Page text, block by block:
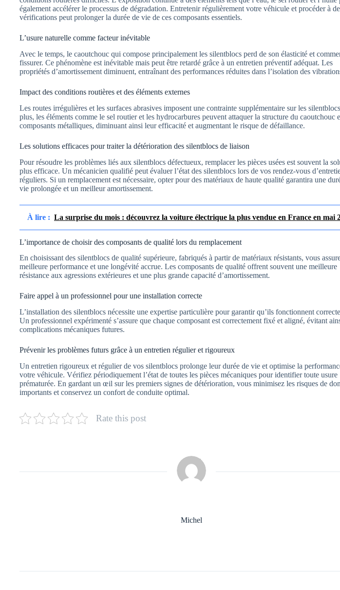
également accélérer le processus de dégradation. Entretenir régulièrement votre véhicule et procéder à
vérifications peut prolonger la durée de vie de ces composants essentiels.
L’usure naturelle comme facteur inévitable
Avec le temps, le caoutchouc qui compose principalement les silentblocs perd de son élasticité et
fissurer. Ce phénomène est inévitable mais peut être retardé grâce à un entretien préventif adéquat. Les
propriétés d’amortissement diminuent, entraînant des performances réduites dans l’isolation des
Impact des conditions routières et des éléments externes
Les routes irrégulières et les surfaces abrasives imposent une contrainte supplémentaire sur les
plus, les éléments comme le sel routier et les hydrocarbures peuvent attaquer la structure du caoutchouc
composants métalliques, diminuant ainsi leur efficacité et augmentant le risque de défaillance.
Les solutions efficaces pour traiter la détérioration des silentblocs de liaison
Pour résoudre les problèmes liés aux silentblocs défectueux, remplacer les pièces usées est souvent la
plus efficace. Un mécanicien qualifié peut évaluer l’état des silentblocs lors de vos rendez-vous
réguliers. Si un remplacement est nécessaire, opter pour des matériaux de haute qualité garantira une
vie prolongée et un meilleur amortissement.
À lire : La surprise du mois : découvrez la voiture électrique la plus vendue en France en mai
L’importance de choisir des composants de qualité lors du remplacement
En choisissant des silentblocs de qualité supérieure, fabriqués à partir de matériaux résistants, vous
meilleure performance et une longévité accrue. Les composants de qualité offrent souvent une meilleure
résistance aux agressions extérieures et une plus grande capacité d’amortissement.
Faire appel à un professionnel pour une installation correcte
L’installation des silentblocs nécessite une expertise particulière pour garantir qu’ils fonctionnent
Un professionnel expérimenté s’assure que chaque composant est correctement fixé et aligné, évitant
complications mécaniques futures.
Prévenir les problèmes futurs grâce à un entretien régulier et rigoureux
Un entretien rigoureux et régulier de vos silentblocs prolonge leur durée de vie et optimise la
votre véhicule. Vérifiez périodiquement l’état de toutes les pièces mécaniques pour identifier toute usure
prématurée. En gardant un œil sur les premiers signes de détérioration, vous minimisez les risques de
importants et conservez un confort de conduite optimal.
Rate this post
Michel